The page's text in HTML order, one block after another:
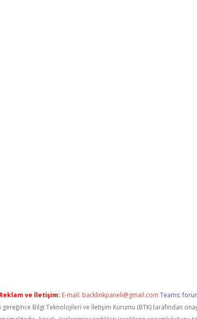
Reklam ve İletişim: E-mail: backlinkpaneli@gmail.com Teams:
gereğince Bilgi Teknolojileri ve İletişim Kurumu (BTK) tarafından